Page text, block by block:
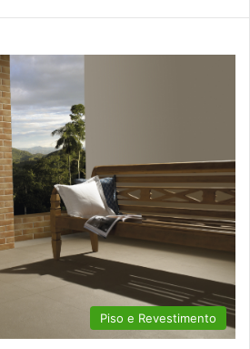
Piso e Revestimento